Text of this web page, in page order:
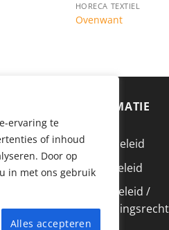
ervaring te
of inhoud
Door op
in met ons gebruik
Alles accepteren
HORECA TEXTIEL
Ovenwant
INFORMATIE
Privacybeleid
Cookiebeleid
Retourbeleid /
Herroepingsrecht